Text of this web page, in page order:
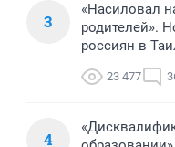
3
«Насиловал
родителей».
россиян в
23 477
4